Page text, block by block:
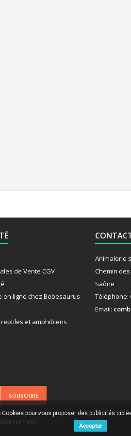
de Vente CGV
en ligne chez Bebesaurus
et amphibiens
Animalerie
Chemin
Saône
Téléphone:
Email:
et de conseils
moment.
pour vous proposer des publicités
Accepter